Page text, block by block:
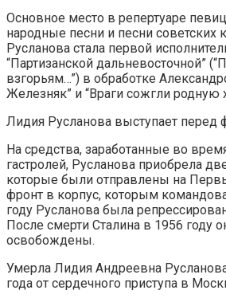
Основное место в репертуаре
народные песни и песни советских
Русланова стала первой
“Партизанской дальневосточной”
взгорьям…”) в обработке
Железняк” и “Враги сожгли родную
Лидия Русланова выступает перед
На средства, заработанные во
гастролей, Русланова приобрела
которые были отправлены на
фронт в корпус, которым
году Русланова была
После смерти Сталина в 1956 году
освобождены.
Умерла Лидия Андреевна
года от сердечного приступа в